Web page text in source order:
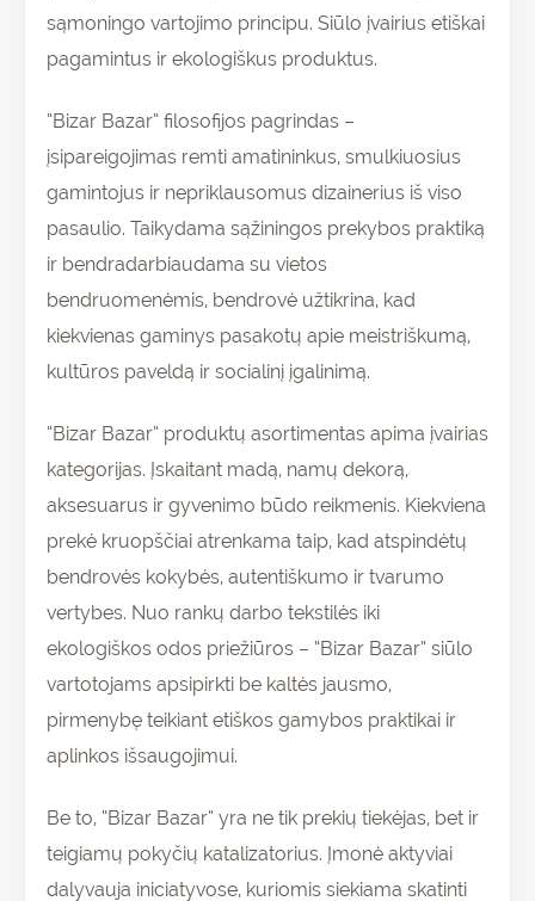
sąmoningo vartojimo principu. Siūlo įvairius etiškai
pagamintus ir ekologiškus produktus.
“Bizar Bazar” filosofijos pagrindas –
įsipareigojimas remti amatininkus, smulkiuosius
gamintojus ir nepriklausomus dizainerius iš viso
pasaulio. Taikydama sąžiningos prekybos praktiką
ir bendradarbiaudama su vietos
bendruomenėmis, bendrovė užtikrina, kad
kiekvienas gaminys pasakotų apie meistriškumą,
kultūros paveldą ir socialinį įgalinimą.
“Bizar Bazar” produktų asortimentas apima įvairias
kategorijas. Įskaitant madą, namų dekorą,
aksesuarus ir gyvenimo būdo reikmenis. Kiekviena
prekė kruopščiai atrenkama taip, kad atspindėtų
bendrovės kokybės, autentiškumo ir tvarumo
vertybes. Nuo rankų darbo tekstilės iki
ekologiškos odos priežiūros – “Bizar Bazar” siūlo
vartotojams apsipirkti be kaltės jausmo,
pirmenybę teikiant etiškos gamybos praktikai ir
aplinkos išsaugojimui.
Be to, “Bizar Bazar” yra ne tik prekių tiekėjas, bet ir
teigiamų pokyčių katalizatorius. Įmonė aktyviai
dalyvauja iniciatyvose, kuriomis siekiama skatinti